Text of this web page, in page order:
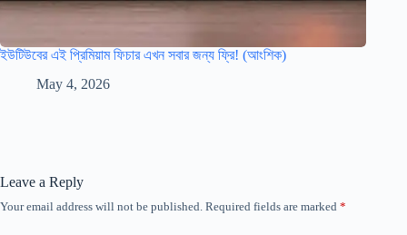
ইউটিউবের এই প্রিমিয়াম ফিচার এখন সবার জন্য ফ্রি! (আংশিক)
May 4, 2026
Leave a Reply
Your email address will not be published. Required fields are marked *